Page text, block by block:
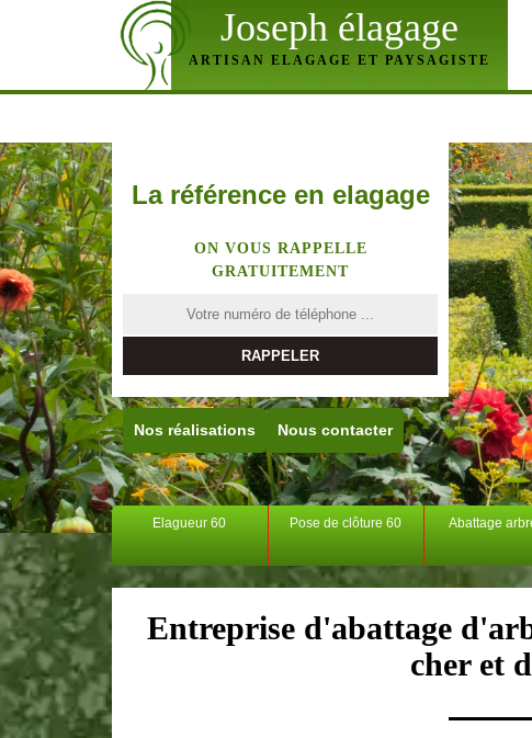
Joseph élagage
ARTISAN ELAGAGE ET PAYSAGISTE
La référence en elagage
ON VOUS RAPPELLE
GRATUITEMENT
Nos réalisations Nous contacter
Elagueur 60 Pose de clôture 60 Abattage
Entreprise d'abattage
cher et